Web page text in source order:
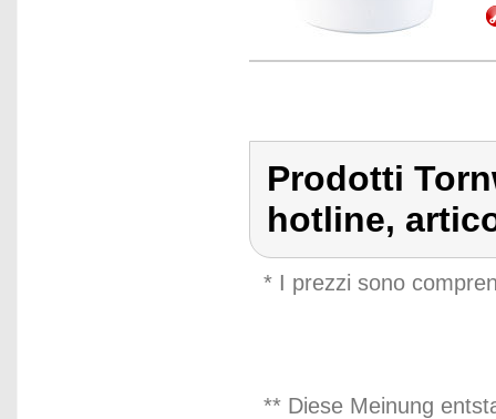
Prodotti
hotline,
* I prezzi sono
** Diese Meinung